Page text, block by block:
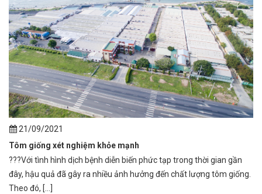
21/09/2021
Tôm giống xét nghiệm khỏe mạnh
???Với tình hình dịch bệnh diễn biến phức tạp trong thời gian gần
đây, hậu quả đã gây ra nhiều ảnh hưởng đến chất lượng tôm giống.
Theo đó, [...]